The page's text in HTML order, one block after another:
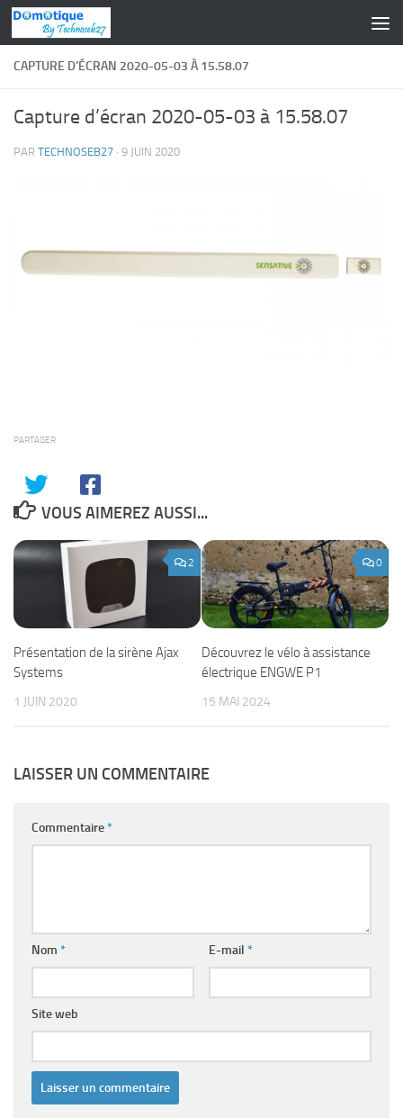
Skip to content
CAPTURE D’ÉCRAN 2020-05-03 À 15.58.07
Capture d’écran 2020-05-03 à 15.58.07
PAR TECHNOSEB27 · 9 JUIN 2020
PARTAGER
VOUS AIMEREZ AUSSI...
2
Présentation de la sirène Ajax
Systems
1 JUIN 2020
0
Découvrez le vélo à assistance
électrique ENGWE P1
15 MAI 2024
LAISSER UN COMMENTAIRE
Commentaire*
Nom * E-mail *
Site web